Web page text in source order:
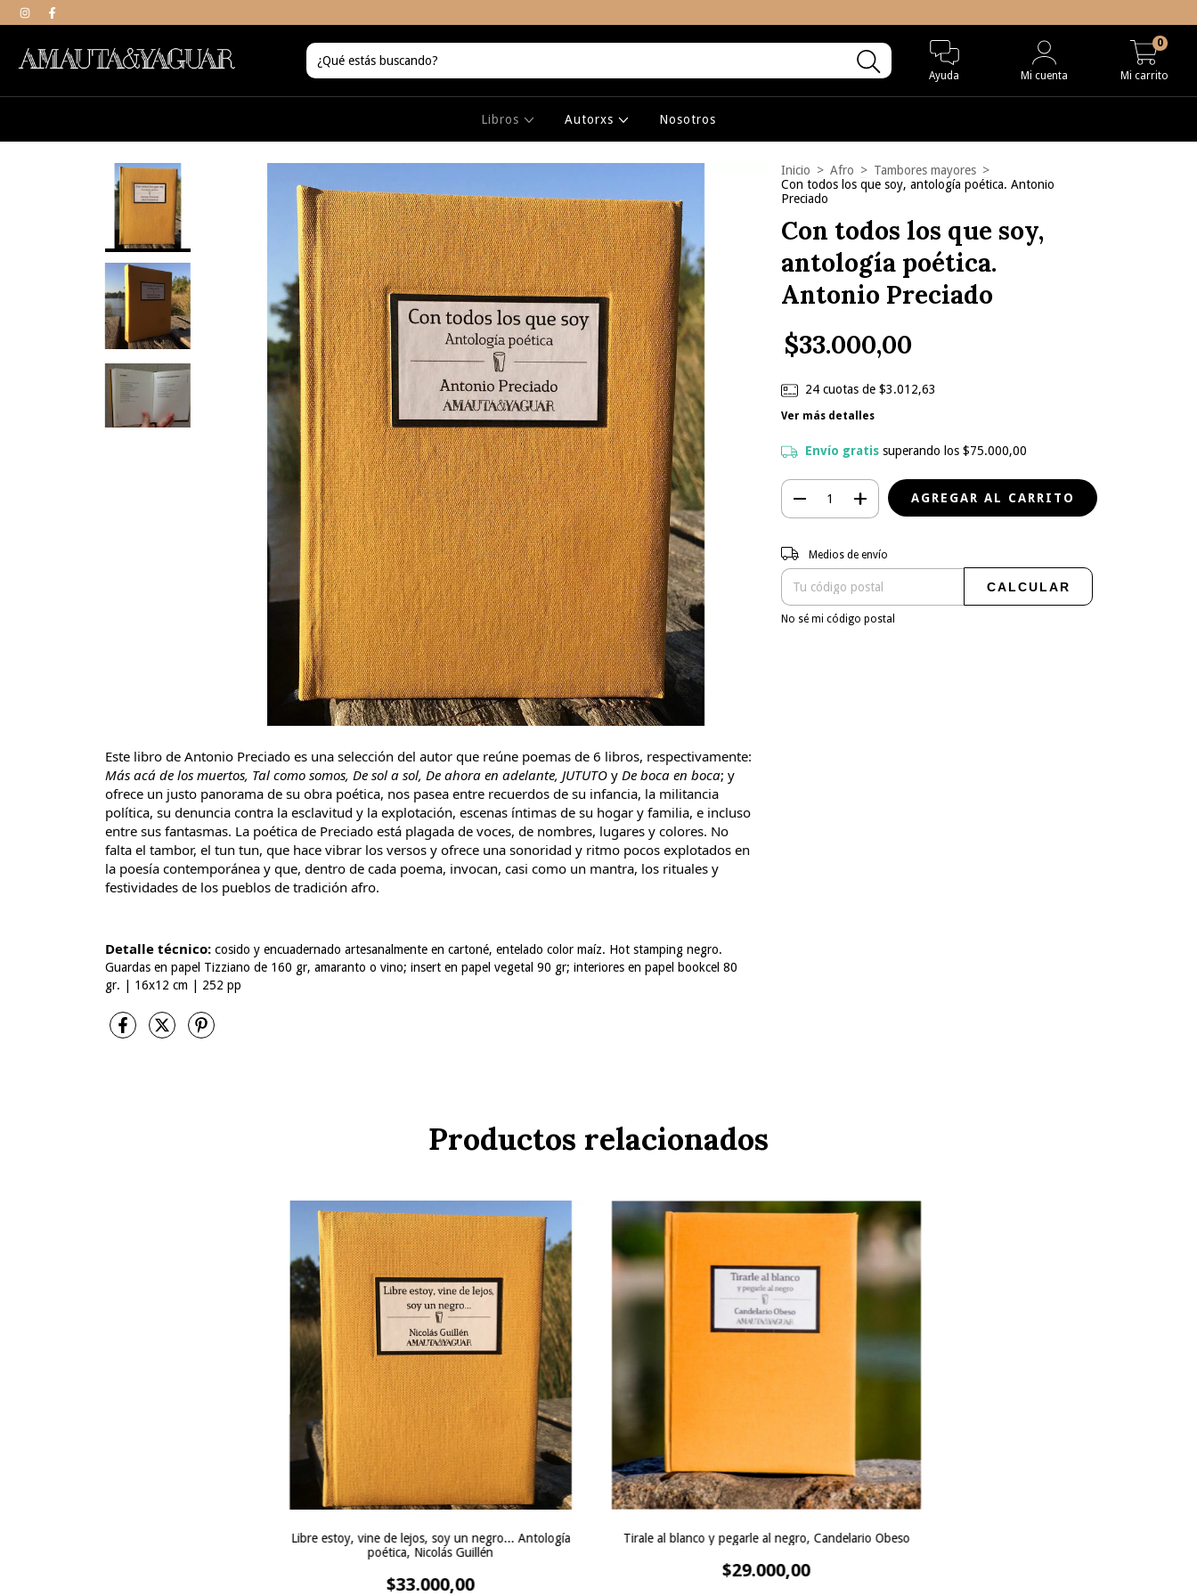
Ayuda Mi cuenta Mi carrito
0
Libros Autorxs Nosotros
Este libro de Antonio Preciado es una selección del autor que reúne poemas de 6 libros, respectivamente:
Más acá de los muertos, Tal como somos, De sol a sol, De ahora en adelante, JUTUTO y De boca en boca; y
ofrece un justo panorama de su obra poética, nos pasea entre recuerdos de su infancia, la militancia
política, su denuncia contra la esclavitud y la explotación, escenas íntimas de su hogar y familia, e incluso
entre sus fantasmas. La poética de Preciado está plagada de voces, de nombres, lugares y colores. No
falta el tambor, el tun tun, que hace vibrar los versos y ofrece una sonoridad y ritmo pocos explotados en
la poesía contemporánea y que, dentro de cada poema, invocan, casi como un mantra, los rituales y
festividades de los pueblos de tradición afro.
Detalle técnico: cosido y encuadernado artesanalmente en cartoné, entelado color maíz. Hot stamping negro.
Guardas en papel Tizziano de 160 gr, amaranto o vino; insert en papel vegetal 90 gr; interiores en papel bookcel 80
gr. | 16x12 cm | 252 pp
Inicio > Afro > Tambores mayores >
Con todos los que soy, antología poética. Antonio
Preciado
Con todos los que soy,
antología poética.
Antonio Preciado
$33.000,00
24 cuotas de $3.012,63
Ver más detalles
Envío gratis superando los $75.000,00
Entregas para el CP:
Medios de envío
CALCULAR
No sé mi código postal
Productos relacionados
Libre estoy, vine de lejos, soy un negro... Antología
poética, Nicolás Guillén
$33.000,00
Tirale al blanco y pegarle al negro, Candelario Obeso
$29.000,00